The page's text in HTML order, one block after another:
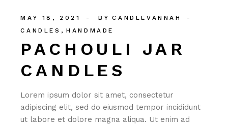
MAY 18, 2021 BY CANDLEVANNAH
CANDLES
HANDMADE
PACHOULI JAR
CANDLES
Lorem ipsum dolor sit amet, consectetur
adipiscing elit, sed do eiusmod tempor incididunt
ut labore et dolore magna aliqua. Ut enim ad